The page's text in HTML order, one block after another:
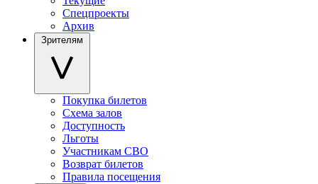
Спецпроекты
Архив
Зрителям
Покупка билетов
Схема залов
Доступность
Льготы
Участникам СВО
Возврат билетов
Правила посещения